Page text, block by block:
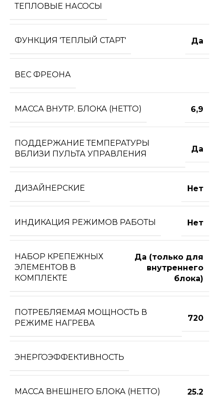
ТЕПЛОВЫЕ НАСОСЫ
ФУНКЦИЯ 'ТЕПЛЫЙ СТАРТ' Да
ВЕС ФРЕОНА
МАССА ВНУТР. БЛОКА (НЕТТО) 6,9
ПОДДЕРЖАНИЕ ТЕМПЕРАТУРЫ
ВБЛИЗИ ПУЛЬТА УПРАВЛЕНИЯ
Да
ДИЗАЙНЕРСКИЕ Нет
ИНДИКАЦИЯ РЕЖИМОВ РАБОТЫ Нет
НАБОР КРЕПЕЖНЫХ
ЭЛЕМЕНТОВ В
КОМПЛЕКТЕ
Да (только для
внутреннего
блока)
ПОТРЕБЛЯЕМАЯ МОЩНОСТЬ В
РЕЖИМЕ НАГРЕВА
720
ЭНЕРГОЭФФЕКТИВНОСТЬ
МАССА ВНЕШНЕГО БЛОКА (НЕТТО) 25.2